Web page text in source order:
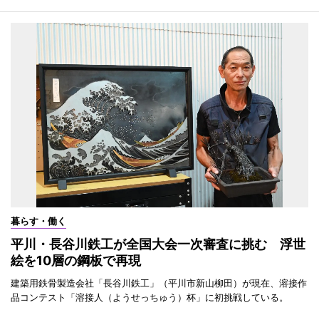
暮らす・働く
平川・長谷川鉄工が全国大会一次審査に挑む 浮世
絵を10層の鋼板で再現
建築用鉄骨製造会社「長谷川鉄工」（平川市新山柳田）が現在、溶接作
品コンテスト「溶接人（ようせっちゅう）杯」に初挑戦している。